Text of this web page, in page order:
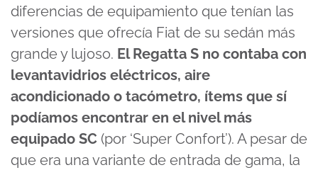
diferencias de equipamiento que tenían las
versiones que ofrecía Fiat de su sedán más
grande y lujoso. El Regatta S no contaba con
levantavidrios eléctricos, aire
acondicionado o tacómetro, ítems que sí
podíamos encontrar en el nivel más
equipado SC (por ‘Super Confort’). A pesar de
que era una variante de entrada de gama, la